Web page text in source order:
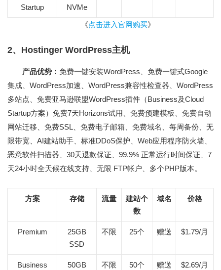
Startup
NVMe
《点击进入官网购买》
2、Hostinger WordPress主机
产品优势： 免费一键安装WordPress、免费一键式Google
集成、WordPress加速、WordPress兼容性检查器、WordPress
多站点、免费亚马逊联盟WordPress插件（Business及Cloud
Startup方案）免费7天Horizons试用、免费预建模板、免费自动
网站迁移、免费SSL、免费电子邮箱、免费域名、每周备份、无
限带宽、AI建站助手、标准DDoS保护、Web应用程序防火墙、
恶意软件扫描器、30天退款保证、99.9% 正常运行时间保证、7
天24小时全天候在线支持、无限 FTP帐户、多个PHP版本。
方案 存储 流量
建站个
数
域名 价格
Premium
25GB
SSD
不限 25个 赠送 $1.79/月
Business
50GB
不限 50个 赠送 $2.69/月